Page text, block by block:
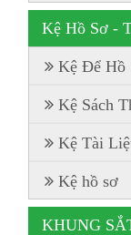
Kệ Hồ Sơ -
Kệ Để Hồ
Kệ Sách
Kệ Tài
Kệ hồ sơ
KHUNG